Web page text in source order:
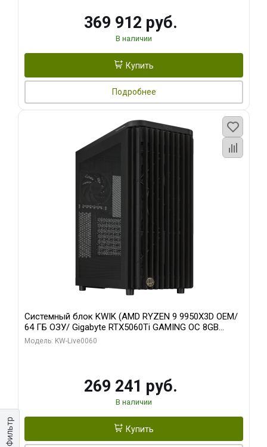
Фильтр
369 912 руб.
В наличии
Купить
Подробнее
Системный блок KWIK (AMD RYZEN 9 9950X3D OEM/
64 ГБ ОЗУ/ Gigabyte RTX5060Ti GAMING OC 8GB
GDDR7 128bit 3xDP H/ 1 ТБ SSD)
Модель: KW-Live0060
269 241 руб.
В наличии
Купить